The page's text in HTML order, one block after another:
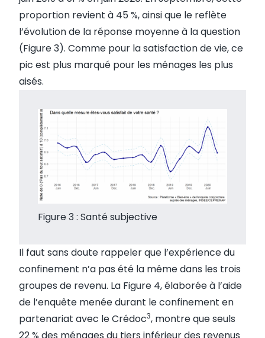
proportion revient à 45 %, ainsi que le reflète
l’évolution de la réponse moyenne à la question
(Figure 3). Comme pour la satisfaction de vie, ce
pic est plus marqué pour les ménages les plus
aisés.
Figure 3 : Santé subjective
Il faut sans doute rappeler que l’expérience du
confinement n’a pas été la même dans les trois
groupes de revenu. La Figure 4, élaborée à l’aide
de l’enquête menée durant le confinement en
partenariat avec le Crédoc3, montre que seuls